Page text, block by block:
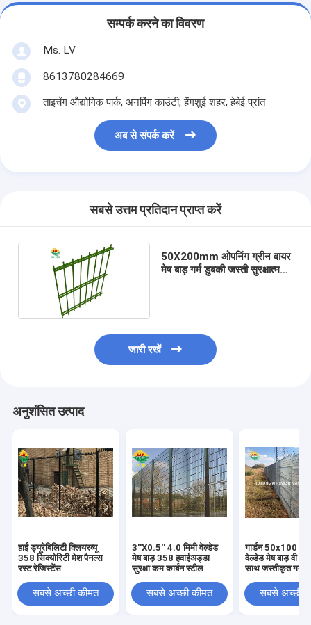
सम्पर्क करने का विवरण
Ms. LV
8613780284669
ताइचेंग औद्योगिक पार्क, अनपिंग काउंटी, हेंगशुई शहर, हेबेई प्रांत
अब से संपर्क करें
सबसे उत्तम प्रतिदान प्राप्त करें
50X200mm ओपनिंग ग्रीन वायर
मेष बाड़ गर्म डुबकी जस्ती सुरक्षात्मक
जारी रखें
अनुशंसित उत्पाद
हाई ड्यूरेबिलिटी क्लियरव्यू
358 सिक्योरिटी मेश पैनल्स
रस्ट रेजिस्टेंस
सबसे अच्छी कीमत
3''X0.5'' 4.0 मिमी वेल्डेड
मेष बाड़ 358 हवाईअड्डा
सुरक्षा कम कार्बन स्टील
सबसे अच्छी कीमत
गार्डन 50x100
वेल्डेड मेष बाड़ वी
साथ जस्तीकृत गर्म
सबसे अच्छी